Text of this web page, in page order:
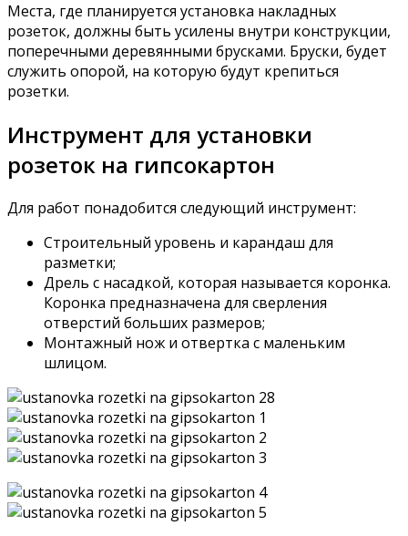
Места, где планируется установка накладных
розеток, должны быть усилены внутри конструкции,
поперечными деревянными брусками. Бруски, будет
служить опорой, на которую будут крепиться
розетки.
Инструмент для установки
розеток на гипсокартон
Для работ понадобится следующий инструмент:
Строительный уровень и карандаш для
разметки;
Дрель с насадкой, которая называется коронка.
Коронка предназначена для сверления
отверстий больших размеров;
Монтажный нож и отвертка с маленьким
шлицом.